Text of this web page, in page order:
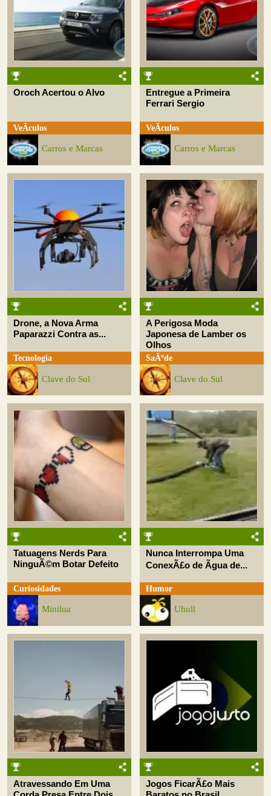
Oroch Acertou o Alvo
VeÃ­culos
Carros e Marcas
Entregue a Primeira
Ferrari Sergio
VeÃ­culos
Carros e Marcas
Drone, a Nova Arma
Paparazzi Contra as...
Tecnologia
Clave do Sul
A Perigosa Moda
Japonesa de Lamber os
Olhos
SaÃºde
Clave do Sul
Tatuagens Nerds Para
NinguÃ©m Botar Defeito
Curiosidades
Minilua
Nunca Interrompa Uma
ConexÃ£o de Ãgua de...
Humor
Uhull
Atravessando Em Uma
Jogos FicarÃ£o Mais